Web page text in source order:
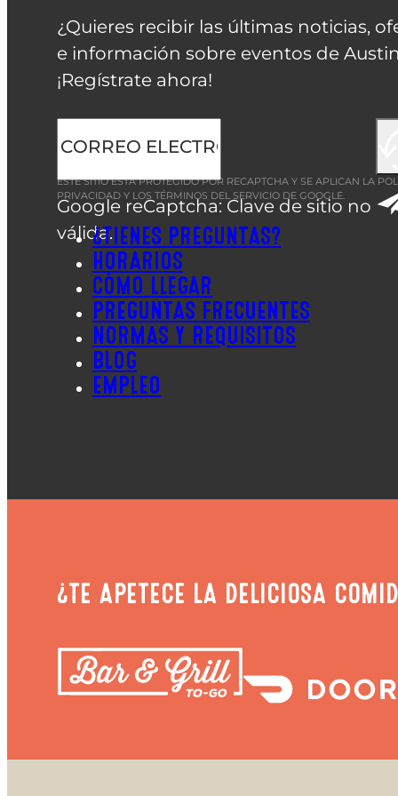
¿Quieres recibir las últimas noticias,
e información sobre eventos de
¡Regístrate ahora!
Google reCaptcha: Clave de sitio no
válida.
ESTE SITIO ESTÁ PROTEGIDO POR RECAPTCHA Y SE APLICAN LA
PRIVACIDAD Y LOS TÉRMINOS DEL SERVICIO DE GOOGLE.
¿TIENES PREGUNTAS?
HORARIOS
CÓMO LLEGAR
PREGUNTAS FRECUENTES
NORMAS Y REQUISITOS
BLOG
EMPLEO
¿TE APETECE LA DELICIOSA